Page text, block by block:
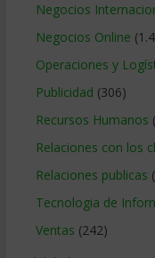
Negocios
Negocios Online
Operaciones y
Publicidad (306)
Recursos Humanos
Relaciones con los
Relaciones publicas
Tecnologia de
Ventas (242)